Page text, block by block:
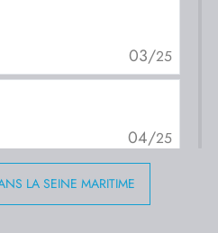
03/25
04/25
LA SEINE MARITIME